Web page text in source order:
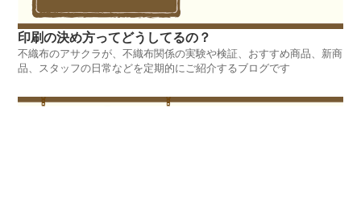
印刷の決め方ってどうしてるの？
不織布のアサクラが、不織布関係の実験や検証、おすすめ商品、新商
品、スタッフの日常などを定期的にご紹介するブログです